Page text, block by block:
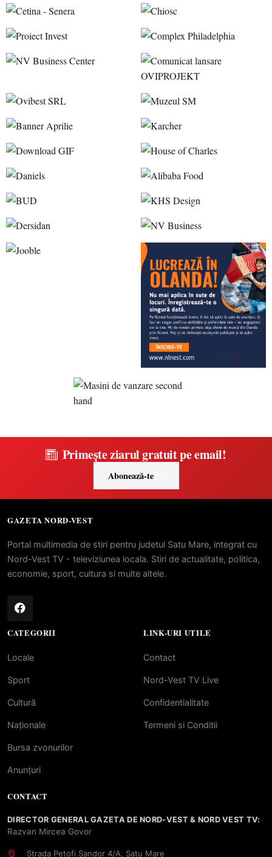
Primește ziarul gratuit pe email!
Abonează-te
GAZETA NORD-VEST
Portal multimedia de stiri pentru judetul Satu Mare, integrat cu
Nord-Vest TV - televiziunea locala. Stiri de actualitate, politica,
economie, sport, cultura si multe altele.
CATEGORII
Locale
Sport
Cultură
Naționale
Bursa zvonurilor
Anunțuri
LINK-URI UTILE
Contact
Nord-Vest TV Live
Confidentialitate
Termeni si Conditii
CONTACT
DIRECTOR GENERAL GAZETA DE NORD-VEST & NORD VEST TV:
Razvan Mircea Govor
Strada Petofi Sandor 4/A, Satu Mare